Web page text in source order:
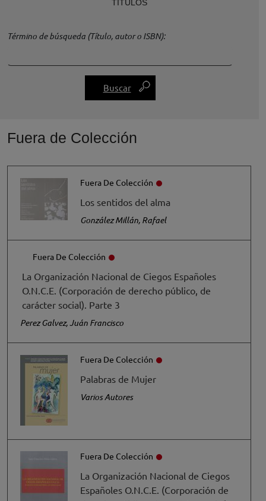
TÍTULOS
Término de búsqueda (Título, autor o ISBN)
Fuera de Colección
Fuera De Colección
Los sentidos del alma
González Millán, Rafael
Fuera De Colección
La Organización Nacional de Ciegos Españoles
O.N.C.E. (Corporación de derecho público, de
carácter social). Parte 3
Perez Galvez, Juán Francisco
Fuera De Colección
Palabras de Mujer
Varios Autores
Fuera De Colección
La Organización Nacional de Ciegos
Españoles O.N.C.E. (Corporación de